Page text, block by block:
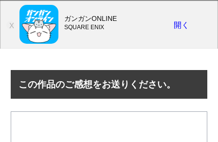
この作品のご感想をお送りください。
X
ガンガンONLINE
SQUARE ENIX 開く